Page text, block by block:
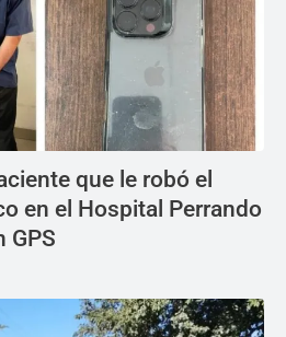
que le robó el
en el Hospital Perrando
GPS